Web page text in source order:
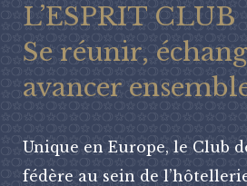
L’ESPRIT CLUB
Se réunir,
avancer
Unique en Europe, le Club
fédère au sein de